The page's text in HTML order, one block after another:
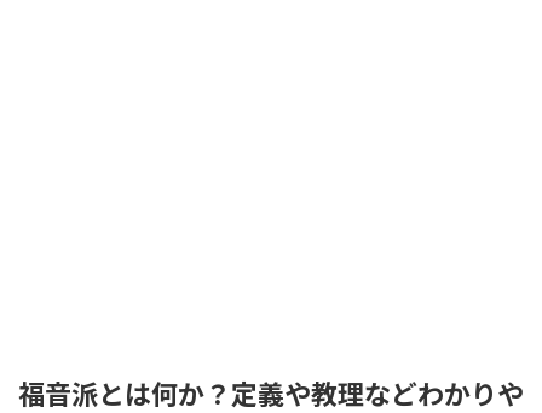
福音派とは何か？定義や教理などわかりや